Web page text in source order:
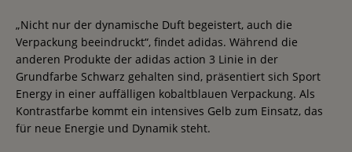
„Nicht nur der dynamische Duft begeistert, auch die
Verpackung beeindruckt“, findet adidas. Während die
anderen Produkte der adidas action 3 Linie in der
Grundfarbe Schwarz gehalten sind, präsentiert sich Sport
Energy in einer auffälligen kobaltblauen Verpackung. Als
Kontrastfarbe kommt ein intensives Gelb zum Einsatz, das
für neue Energie und Dynamik steht.